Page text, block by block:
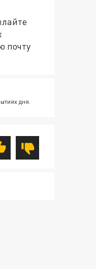
почту
дня.